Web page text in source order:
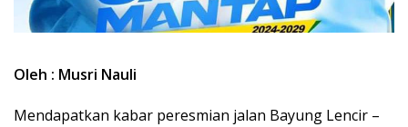
Oleh : Musri Nauli
Mendapatkan kabar peresmian jalan Bayung Lencir –